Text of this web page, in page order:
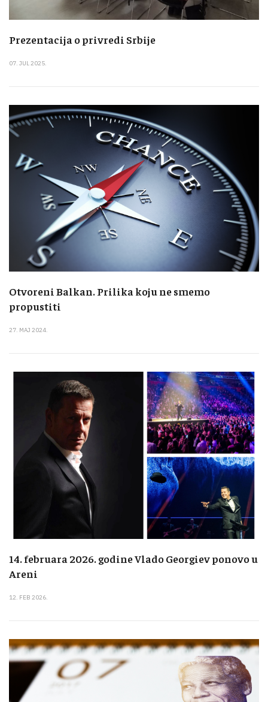
Prezentacija o privredi Srbije
07. JUL 2025.
Otvoreni Balkan. Prilika koju ne smemo
propustiti
27. MAJ 2024.
14. februara 2026. godine Vlado Georgiev ponovo u
Areni
12. FEB 2026.